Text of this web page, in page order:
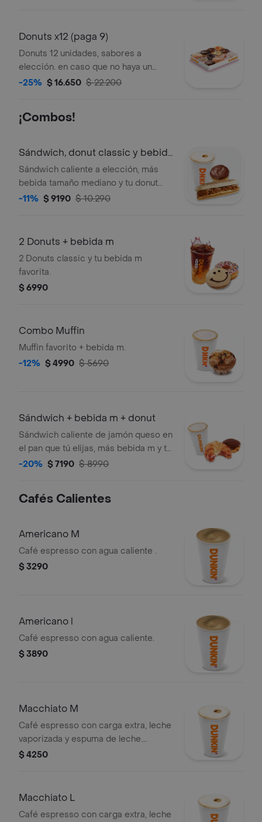
Donuts x12 (paga 9)
Donuts 12 unidades, sabores a
elección. en caso que no haya un
sabor de tu selección se enviara uno
-25% $ 16.650 $ 22.200
¡Combos!
Sándwich, donut classic y bebida
m
Sándwich caliente a elección, más
bebida tamaño mediano y tu donut
favorita.
-11% $ 9190 $ 10.290
2 Donuts + bebida m
2 Donuts classic y tu bebida m
favorita.
$ 6990
Combo Muffin
Muffin favorito + bebida m.
-12% $ 4990 $ 5690
Sándwich + bebida m + donut
Sándwich caliente de jamón queso en
el pan que tú elijas, más bebida m y tu
donut classic favorita!.
-20% $ 7190 $ 8990
Cafés Calientes
Americano M
Café espresso con agua caliente .
$ 3290
Americano l
Café espresso con agua caliente.
$ 3890
Macchiato M
Café espresso con carga extra, leche
vaporizada y espuma de leche.
tamaño mediano.
$ 4250
Macchiato L
Café espresso con carga extra, leche